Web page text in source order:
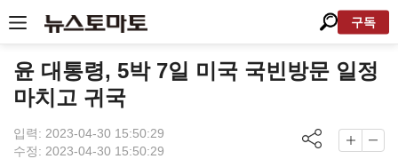
구독
윤 대통령, 5박 7일 미국 국빈방문 일정
마치고 귀국
입력: 2023-04-30 15:50:29
수정: 2023-04-30 15:50:29